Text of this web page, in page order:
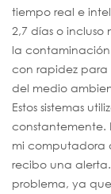
tiempo real e
2,7 días o
la
con rapidez para
del medio
Estos sistemas
constantemente.
mi computadora
recibo una
problema, ya